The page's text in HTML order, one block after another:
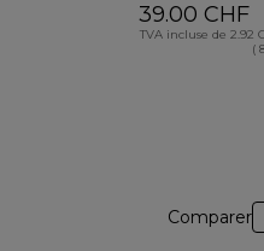
39.00 CHF
TVA incluse de 2.92
(
Comparer